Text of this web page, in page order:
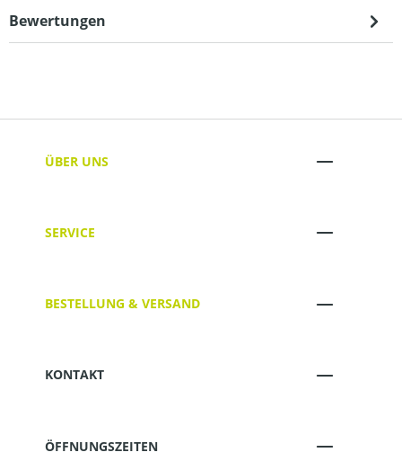
Bewertungen
ÜBER UNS
SERVICE
BESTELLUNG & VERSAND
KONTAKT
ÖFFNUNGSZEITEN